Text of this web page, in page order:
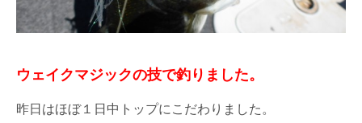
ウェイクマジックの技で釣りました。
昨日はほぼ１日中トップにこだわりました。